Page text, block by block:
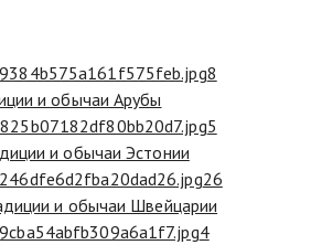
8
и обычаи Арубы
5
и обычаи Эстонии
26
и обычаи Швейцарии
4